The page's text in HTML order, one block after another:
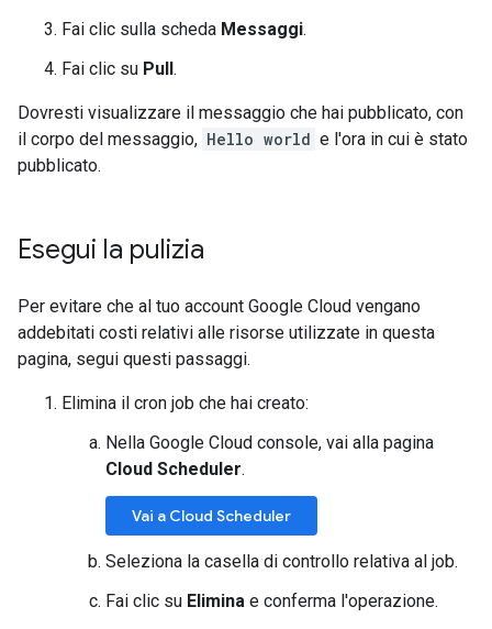
Fai clic sulla scheda Messaggi.
Fai clic su Pull.
Dovresti visualizzare il messaggio che hai pubblicato, con
il corpo del messaggio, Hello world e l'ora in cui è stato
pubblicato.
Esegui la pulizia
Per evitare che al tuo account Google Cloud vengano
addebitati costi relativi alle risorse utilizzate in questa
pagina, segui questi passaggi.
Elimina il cron job che hai creato:
Nella Google Cloud console, vai alla pagina
Cloud Scheduler.
Vai a Cloud Scheduler
Seleziona la casella di controllo relativa al job.
Fai clic su Elimina e conferma l'operazione.